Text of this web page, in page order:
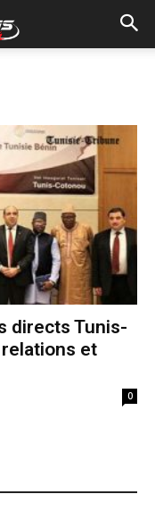
directs Tunis-
et
0